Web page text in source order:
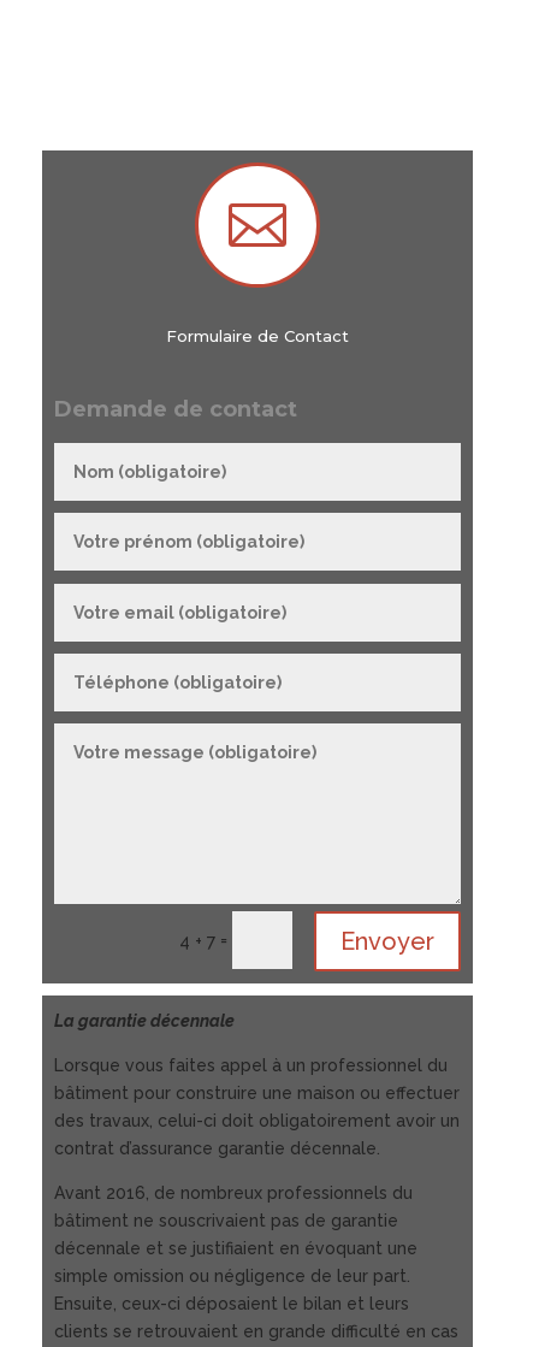

Formulaire de Contact
Demande de contact
4 + 7 = Envoyer
La garantie décennale
Lorsque vous faites appel à un professionnel du
bâtiment pour construire une maison ou effectuer
des travaux, celui-ci doit obligatoirement avoir un
contrat d’assurance garantie décennale.
Avant 2016, de nombreux professionnels du
bâtiment ne souscrivaient pas de garantie
décennale et se justifiaient en évoquant une
simple omission ou négligence de leur part.
Ensuite, ceux-ci déposaient le bilan et leurs
clients se retrouvaient en grande difficulté en cas